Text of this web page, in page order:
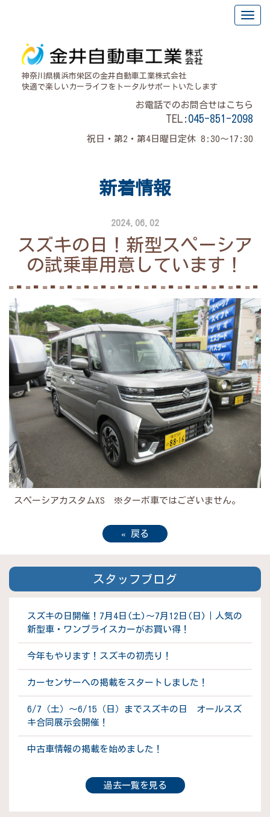
神奈川県横浜市栄区の金井自動車工業株式会社
快適で楽しいカーライフをトータルサポートいたします
お電話でのお問合せはこちら
TEL: 045-851-2098
祝日・第2・第4日曜日定休 8:30～17:30
新着情報
2024.06.02
スズキの日！新型スペーシア
の試乗車用意しています！
スペーシアカスタムXS ※ターボ車ではございません。
« 戻る
スタッフブログ
スズキの日開催！7月4日(土)～7月12日(日)｜人気の
新型車・ワンプライスカーがお買い得！
今年もやります！スズキの初売り！
カーセンサーへの掲載をスタートしました！
6/7（土）～6/15（日）までスズキの日 オールスズ
キ合同展示会開催！
中古車情報の掲載を始めました！
過去一覧を見る